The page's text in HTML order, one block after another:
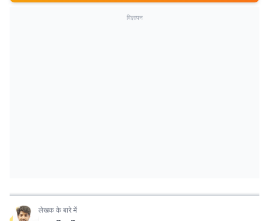
विज्ञापन
लेखक के बारे में